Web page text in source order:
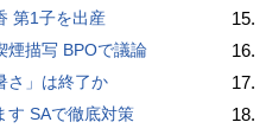
第1子を出産
煙描写 BPOで議論
さ」は終了か
す SAで徹底対策
15.
16.
17.
18.